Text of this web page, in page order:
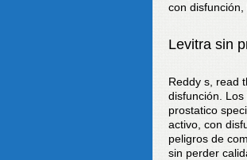
con disfunción,
Levitra sin
Reddy s, read
disfunción.
prostatico
activo, con
peligros de
sin perder